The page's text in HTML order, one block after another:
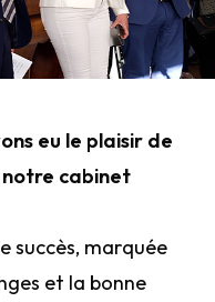
eu le plaisir de
notre cabinet
succès, marquée
et la bonne